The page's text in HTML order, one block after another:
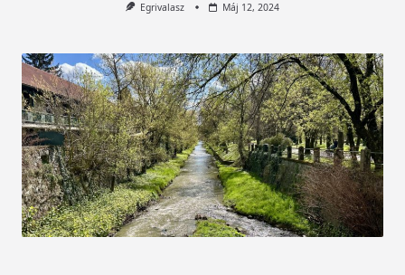
Egrivalasz Máj 12, 2024